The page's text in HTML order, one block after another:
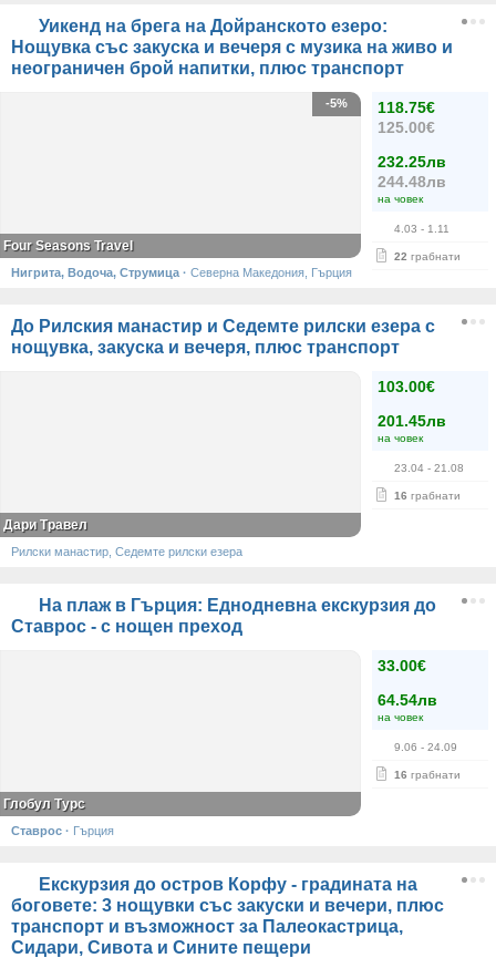
Уикенд на брега на Дойранското езеро:
Нощувка със закуска и вечеря с музика на живо и
неограничен брой напитки, плюс транспорт
118.75€
125.00€
232.25лв
244.48лв
на човек
4.03 - 1.11
22 грабнати
-5%
Four Seasons Travel
Нигрита, Водоча, Струмица · Северна Македония, Гърция
До Рилския манастир и Седемте рилски езера с
нощувка, закуска и вечеря, плюс транспорт
103.00€
201.45лв
на човек
23.04 - 21.08
16 грабнати
Дари Травел
Рилски манастир, Седемте рилски езера
На плаж в Гърция: Еднодневна екскурзия до
Ставрос - с нощен преход
33.00€
64.54лв
на човек
9.06 - 24.09
16 грабнати
Глобул Турс
Ставрос · Гърция
Екскурзия до остров Корфу - градината на
боговете: 3 нощувки със закуски и вечери, плюс
транспорт и възможност за Палеокастрица,
Сидари, Сивота и Сините пещери